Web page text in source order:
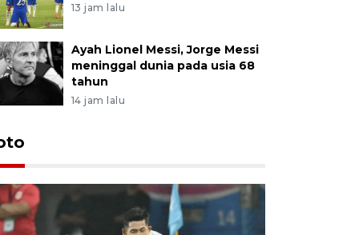
13 jam lalu
Ayah Lionel Messi, Jorge Messi
meninggal dunia pada usia 68
tahun
14 jam lalu